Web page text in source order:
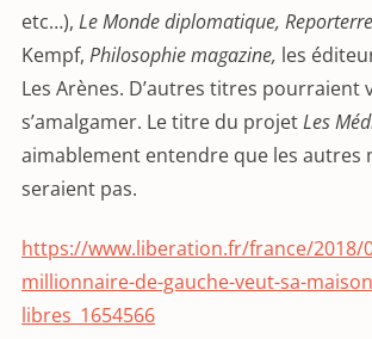
etc…), Le Monde diplomatique, Reporterre
Kempf, Philosophie magazine, les
Les Arènes. D’autres titres pourraient
s’amalgamer. Le titre du projetLes
aimablement entendre que les autres
seraient pas.
https://www.liberation.fr/france/2018/
millionnaire-de-gauche-veut-sa-
libres_1654566